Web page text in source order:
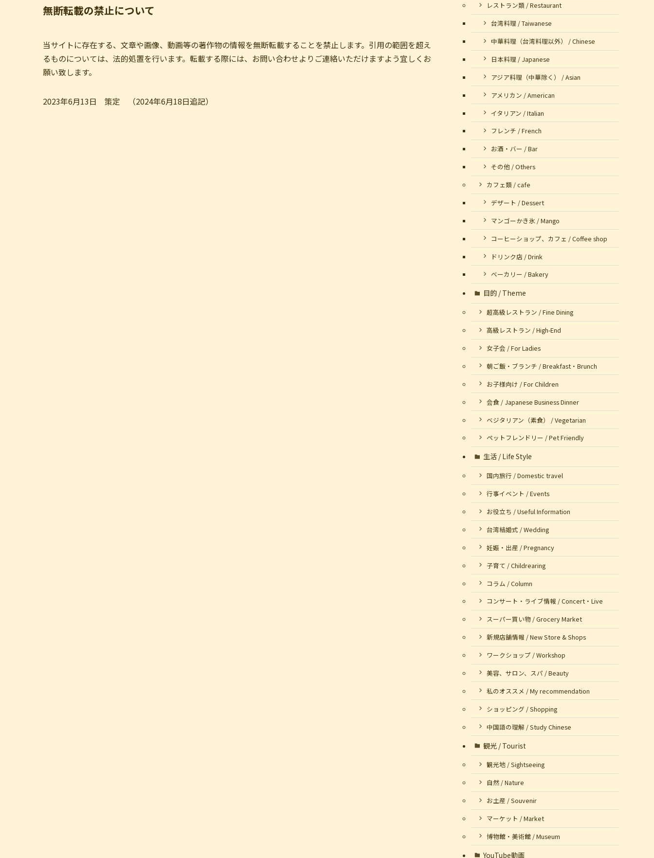
無断転載の禁止について
当サイトに存在する、文章や画像、動画等の著作物の情報を無断転載することを禁止します。引用の範囲を超え
るものについては、法的処置を行います。転載する際には、お問い合わせよりご連絡いただけますよう宜しくお
願い致します。
2023年6月13日 策定 （2024年6月18日追記）
レストラン類 / Restaurant
台湾料理 / Taiwanese
中華料理（台湾料理以外） / Chinese
日本料理 / Japanese
アジア料理（中華除く） / Asian
アメリカン / American
イタリアン / Italian
フレンチ / French
お酒・バー / Bar
その他 / Others
カフェ類 / cafe
デザート / Dessert
マンゴーかき氷 / Mango
コーヒーショップ、カフェ / Coffee shop
ドリンク店 / Drink
ベーカリー / Bakery
目的 / Theme
超高級レストラン / Fine Dining
高級レストラン / High-End
女子会 / For Ladies
朝ご飯・ブランチ / Breakfast・Brunch
お子様向け / For Children
会食 / Japanese Business Dinner
ベジタリアン（素食） / Vegetarian
ペットフレンドリー / Pet Friendly
生活 / Life Style
国内旅行 / Domestic travel
行事イベント / Events
お役立ち / Useful Information
台湾結婚式 / Wedding
妊娠・出産 / Pregnancy
子育て / Childrearing
コラム / Column
コンサート・ライブ情報 / Concert・Live
スーパー買い物 / Grocery Market
新規店舗情報 / New Store & Shops
ワークショップ / Workshop
美容、サロン、スパ / Beauty
私のオススメ / My recommendation
ショッピング / Shopping
中国語の理解 / Study Chinese
観光 / Tourist
観光地 / Sightseeing
自然 / Nature
お土産 / Souvenir
マーケット / Market
博物館・美術館 / Museum
YouTube動画